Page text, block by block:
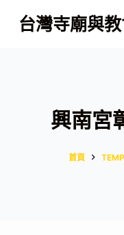
跳
至
台灣寺廟與
興南宮
首頁